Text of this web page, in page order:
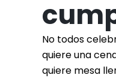
No todos
quiere una
quiere mesa